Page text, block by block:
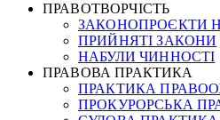
ПРАВОТВОРЧІСТЬ
ЗАКОНОПРОЄКТИ
ПРИЙНЯТІ ЗАКОНИ
НАБУЛИ ЧИННОСТІ
ПРАВОВА ПРАКТИКА
ПРАКТИКА
ПРОКУРОРСЬКА